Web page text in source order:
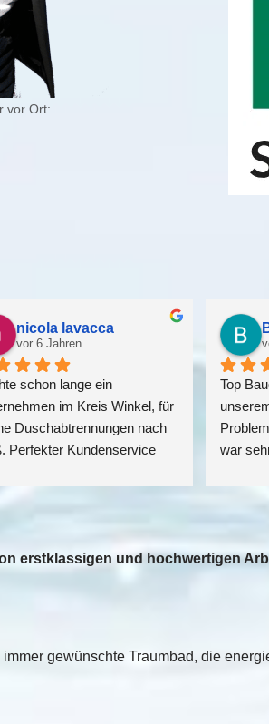
vor Ort:
Christian Wall
vor 6 Jahren
Untergehmen. Des
sind alle sehr freundlich
die Arbeiten waren schnell
Ich bin sehr zufrieden da
und eine gute Qualität
und gewissenhaft
Suchte
meine
Maß.
erstklassigen und hochwertigen
gewünschte Traumbad, die